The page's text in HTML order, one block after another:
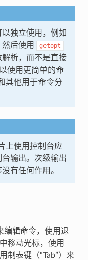
独立使用，例如
后使用
getopt
析，而不是直接
使用更简单的命
其他用于命令分
上使用控制台应
输出。次级输出
有任何作用。
编辑命令，使用退
移动光标，使用
制表键（“Tab”）来